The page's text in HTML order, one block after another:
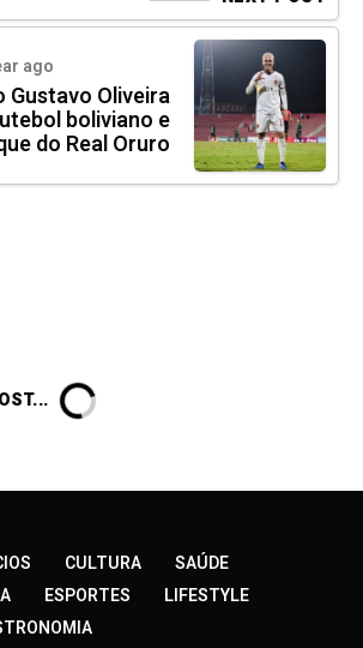
ago
Gustavo Oliveira
boliviano e
do Real Oruro
CULTURA
SAÚDE
ESPORTES
LIFESTYLE